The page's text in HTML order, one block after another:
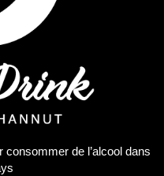
+ 2 JAPANESSE CUPS
consommer de l’alcool dans